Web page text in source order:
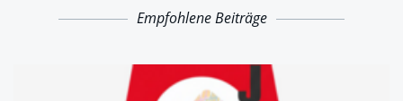
Empfohlene Beiträge